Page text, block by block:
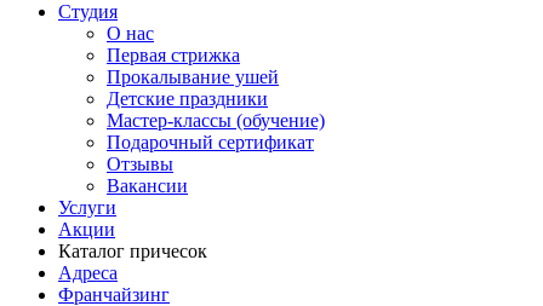
Cтудия
О нас
Первая стрижка
Прокалывание ушей
Детские праздники
Мастер-классы (обучение)
Подарочный сертификат
Отзывы
Вакансии
Услуги
Акции
Каталог причесок
Адреса
Франчайзинг